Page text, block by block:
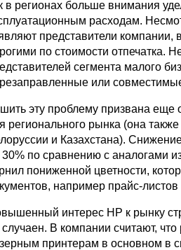
в регионах больше внимания
расходам.
представители компании,
по стоимости отпечатка.
сегмента малого
или
эту проблему призвана еще
регионального рынка (она
и Казахстана).
30% по сравнению с аналогами
пониженной цветности,
например прайс-
интерес HP к рынку
случаен. В компании считают,
принтерам в основном в